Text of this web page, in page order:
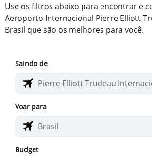
Use os filtros abaixo para encontrar e
Aeroporto Internacional Pierre Elliott
Brasil que são os melhores para você.
Saindo de
Voar para
Budget